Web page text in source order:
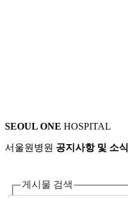
SEOUL ONE HOSPITAL
서울원병원 공지사항 및 소식
게시물 검색